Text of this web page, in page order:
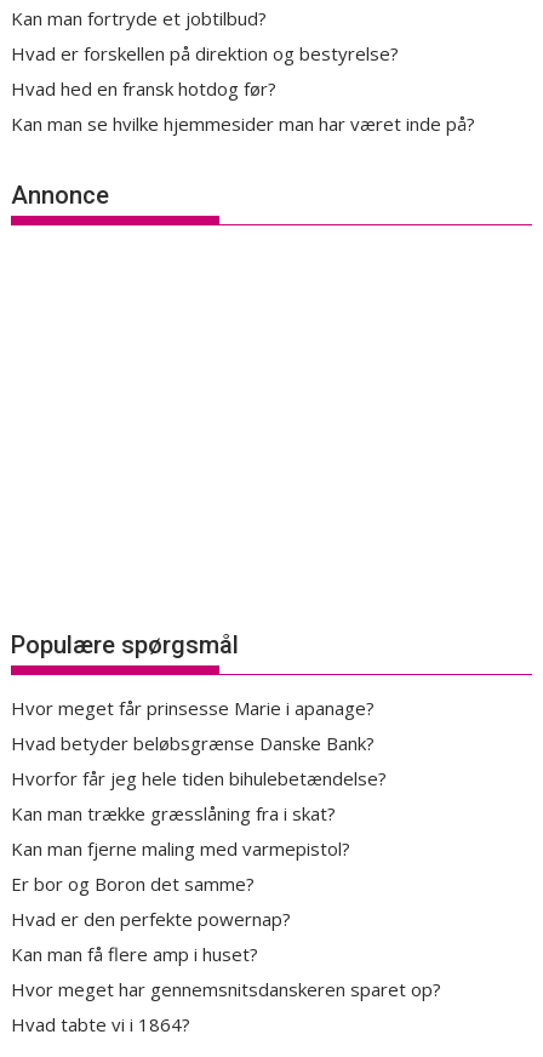
Kan man fortryde et jobtilbud?
Hvad er forskellen på direktion og bestyrelse?
Hvad hed en fransk hotdog før?
Kan man se hvilke hjemmesider man har været inde på?
Annonce
Populære spørgsmål
Hvor meget får prinsesse Marie i apanage?
Hvad betyder beløbsgrænse Danske Bank?
Hvorfor får jeg hele tiden bihulebetændelse?
Kan man trække græsslåning fra i skat?
Kan man fjerne maling med varmepistol?
Er bor og Boron det samme?
Hvad er den perfekte powernap?
Kan man få flere amp i huset?
Hvor meget har gennemsnitsdanskeren sparet op?
Hvad tabte vi i 1864?